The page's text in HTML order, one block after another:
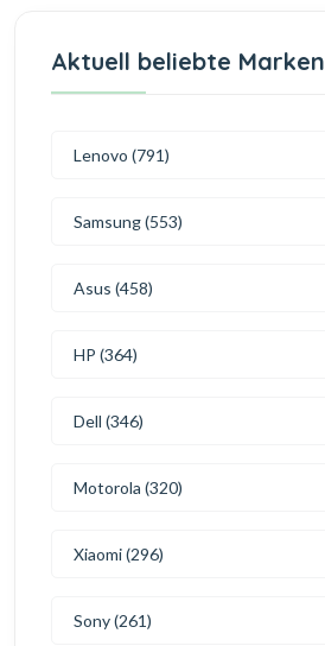
Aktuell beliebte Marken
Lenovo (791)
Samsung (553)
Asus (458)
HP (364)
Dell (346)
Motorola (320)
Xiaomi (296)
Sony (261)